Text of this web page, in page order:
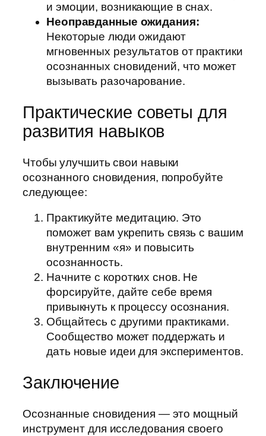
и эмоции, возникающие в снах.
Неоправданные ожидания:
Некоторые люди ожидают
мгновенных результатов от практики
осознанных сновидений, что может
вызывать разочарование.
Практические советы для
развития навыков
Чтобы улучшить свои навыки
осознанного сновидения, попробуйте
следующее:
Практикуйте медитацию. Это
поможет вам укрепить связь с вашим
внутренним «я» и повысить
осознанность.
Начните с коротких снов. Не
форсируйте, дайте себе время
привыкнуть к процессу осознания.
Общайтесь с другими практиками.
Сообщество может поддержать и
дать новые идеи для экспериментов.
Заключение
Осознанные сновидения — это мощный
инструмент для исследования своего